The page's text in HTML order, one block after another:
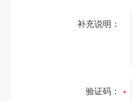
补充说明：
验证码：